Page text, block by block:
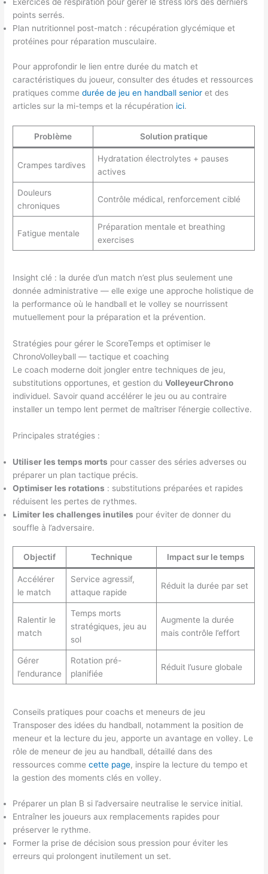
points serrés.
Plan nutritionnel post-match : récupération glycémique et
protéines pour réparation musculaire.
Pour approfondir le lien entre durée du match et
caractéristiques du joueur, consulter des études et ressources
pratiques commedurée de jeu en handball senior et des
articles sur la mi-temps et la récupération ici.
Problème Solution pratique
Crampes tardives
Hydratation électrolytes + pauses
actives
Douleurs
chroniques
Contrôle médical, renforcement ciblé
Fatigue mentale
Préparation mentale et breathing
exercises
Insight clé : la durée d’un match n’est plus seulement une
donnée administrative — elle exige une approche holistique de
la performance où le handball et le volley se nourrissent
mutuellement pour la préparation et la prévention.
Stratégies pour gérer le ScoreTemps et optimiser le
ChronoVolleyball — tactique et coaching
Le coach moderne doit jongler entre techniques de jeu,
substitutions opportunes, et gestion duVolleyeurChrono
individuel. Savoir quand accélérer le jeu ou au contraire
installer un tempo lent permet de maîtriser l’énergie collective.
Principales stratégies :
Utiliser les temps morts pour casser des séries adverses ou
préparer un plan tactique précis.
Optimiser les rotations : substitutions préparées et rapides
réduisent les pertes de rythmes.
Limiter les challenges inutiles pour éviter de donner du
souffle à l’adversaire.
Objectif Technique Impact sur le temps
Accélérer
le match
Service agressif,
attaque rapide
Réduit la durée par set
Ralentir le
match
Temps morts
stratégiques, jeu au
sol
Augmente la durée
mais contrôle l’effort
Gérer
l’endurance
Rotation pré-
planifiée
Réduit l’usure globale
Conseils pratiques pour coachs et meneurs de jeu
Transposer des idées du handball, notamment la position de
meneur et la lecture du jeu, apporte un avantage en volley. Le
rôle de meneur de jeu au handball, détaillé dans des
ressources commecette page, inspire la lecture du tempo et
la gestion des moments clés en volley.
Préparer un plan B si l’adversaire neutralise le service initial.
Entraîner les joueurs aux remplacements rapides pour
préserver le rythme.
Former la prise de décision sous pression pour éviter les
erreurs qui prolongent inutilement un set.